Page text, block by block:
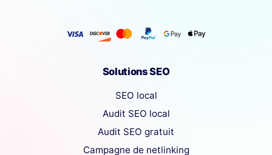
Solutions SEO
SEO local
Audit SEO local
Audit SEO gratuit
Campagne de netlinking